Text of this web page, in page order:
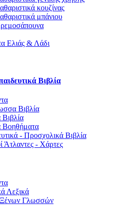
κουζίνας
μπάνιου
Ελιάς & Λάδι
Βιβλία
Βιβλία
Βιβλία
Βοηθήματα
- Προσχολικά Βιβλία
Άτλαντες - Χάρτες
Λεξικά
Ξένων Γλωσσών